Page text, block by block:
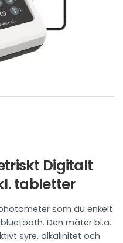
Digitalt
tabletter
som du enkelt
Den mäter bl.a.
syre, alkalinitet och